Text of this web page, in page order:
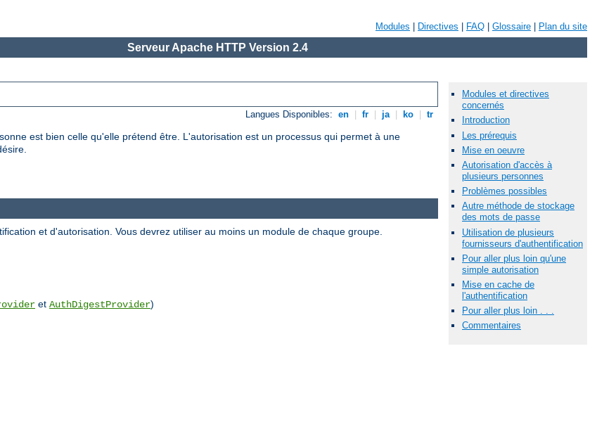
Modules Directives FAQ Glossaire Plan du site
Serveur Apache HTTP Version 2.4
Langues Disponibles: en fr ja ko tr
est bien celle qu'elle prétend être. L'autorisation est un processus qui permet à une
Modules et directives
concernés
Introduction
Les prérequis
Mise en oeuvre
Autorisation d'accès à
plusieurs personnes
Problèmes possibles
Autre méthode de stockage
des mots de passe
Utilisation de plusieurs
fournisseurs d'authentification
Pour aller plus loin qu'une
simple autorisation
Mise en cache de
l'authentification
Pour aller plus loin . . .
Commentaires
et d'autorisation. Vous devrez utiliser au moins un module de chaque groupe.
et AuthDigestProvider)